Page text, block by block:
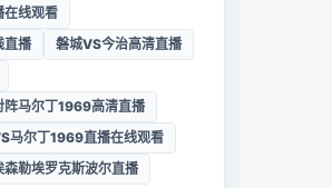
在线观看
直播
磐城VS今治高清直播
阵马尔丁1969高清直播
马尔丁1969直播在线观看
勒埃罗克斯波尔直播